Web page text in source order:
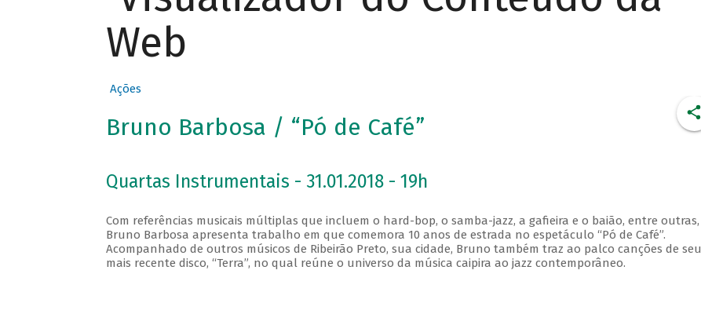
Web
Ações
Bruno Barbosa / “Pó de Café”
Quartas Instrumentais - 31.01.2018 - 19h
Com referências musicais múltiplas que incluem o hard-bop, o samba-jazz, a gafieira e o baião, entre outras,
Bruno Barbosa apresenta trabalho em que comemora 10 anos de estrada no espetáculo “Pó de Café”.
Acompanhado de outros músicos de Ribeirão Preto, sua cidade, Bruno também traz ao palco canções de seu
mais recente disco, “Terra”, no qual reúne o universo da música caipira ao jazz contemporâneo.